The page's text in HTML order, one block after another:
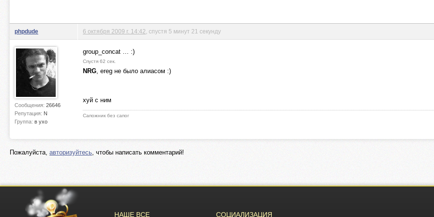
phpdude
Сообщения: 26646
Репутация: N
Группа: в ухо
6 октября 2009 г. 14:42 , спустя 5 минут 21 секунду
group_concat … :)
Спустя 62 сек.
NRG, ereg не было алиасом :)
хуй с ним
Сапожник без сапог
Пожалуйста, авторизуйтесь, чтобы написать комментарий!
НАШЕ ВСЕ СОЦИАЛИЗАЦИЯ